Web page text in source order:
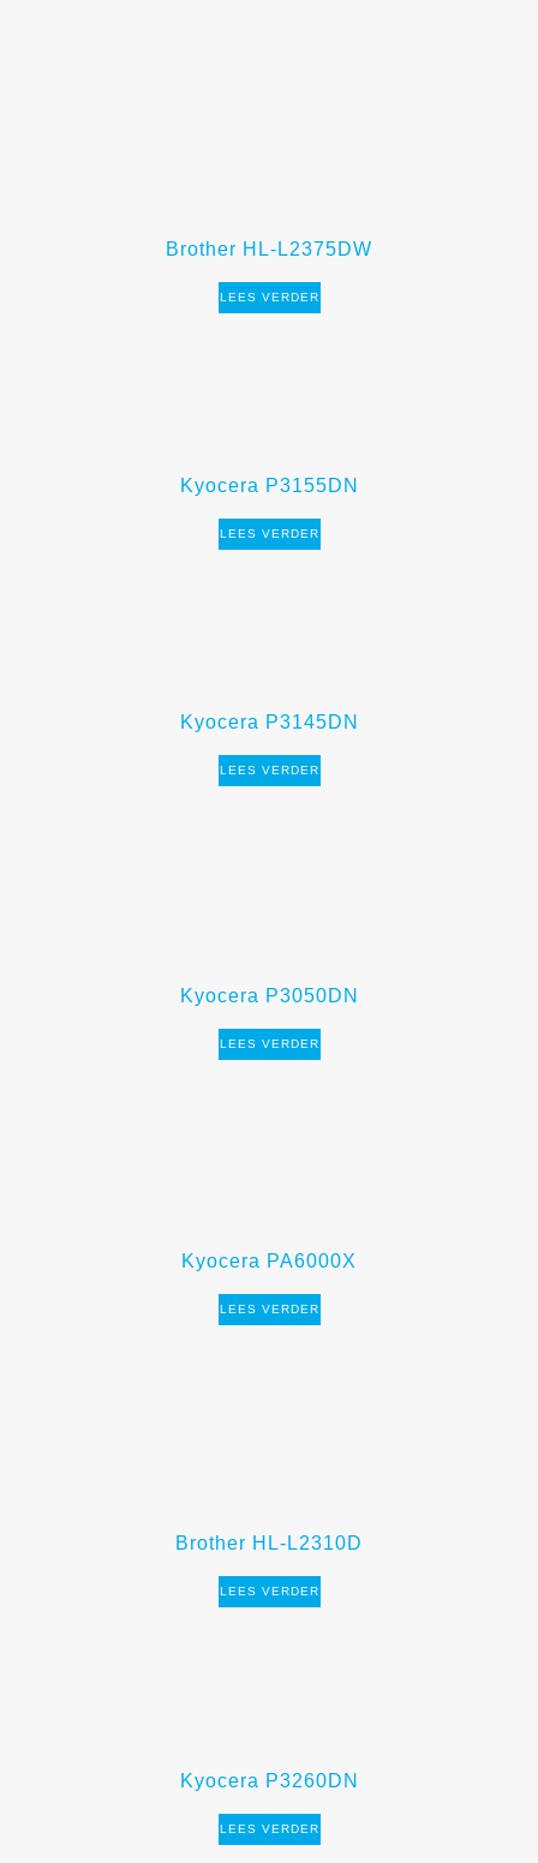
Brother HL-L2375DW
LEES VERDER
Kyocera P3155DN
LEES VERDER
Kyocera P3145DN
LEES VERDER
Kyocera P3050DN
LEES VERDER
Kyocera PA6000X
LEES VERDER
Brother HL-L2310D
LEES VERDER
Kyocera P3260DN
LEES VERDER